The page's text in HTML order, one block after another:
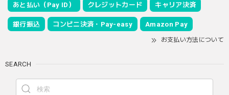
あと払い（Pay ID） クレジットカード キャリア決済
銀行振込 コンビニ決済・Pay-easy Amazon Pay
お支払い方法について
SEARCH